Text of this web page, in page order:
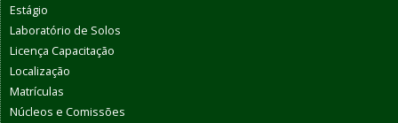
Estágio
Laboratório de Solos
Licença Capacitação
Localização
Matrículas
Núcleos e Comissões